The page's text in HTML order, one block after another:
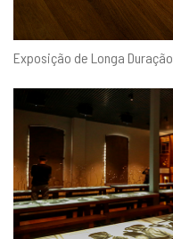
Exposição de Longa Duração